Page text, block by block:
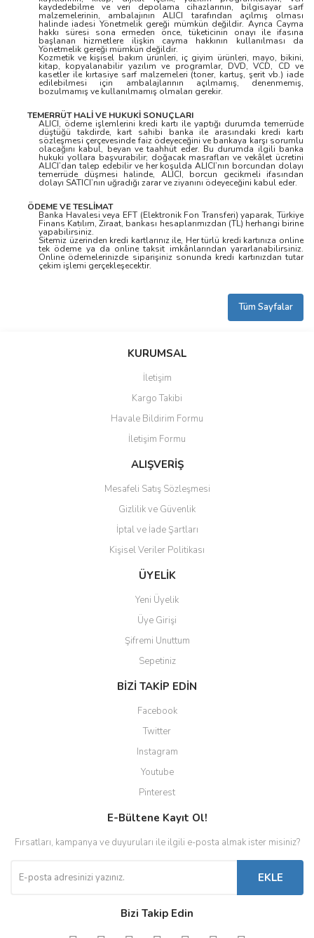
kaydedebilme ve veri depolama cihazlarının, bilgisayar sarf
malzemelerinin, ambalajının ALICI tarafından açılmış olması
halinde iadesi Yönetmelik gereği mümkün değildir. Ayrıca Cayma
hakkı süresi sona ermeden önce, tüketicinin onayı ile ifasına
başlanan hizmetlere ilişkin cayma hakkının kullanılması da
Yönetmelik gereği mümkün değildir.
Kozmetik ve kişisel bakım ürünleri, iç giyim ürünleri, mayo, bikini,
kitap, kopyalanabilir yazılım ve programlar, DVD, VCD, CD ve
kasetler ile kırtasiye sarf malzemeleri (toner, kartuş, şerit vb.) iade
edilebilmesi için ambalajlarının açılmamış, denenmemiş,
bozulmamış ve kullanılmamış olmaları gerekir.
TEMERRÜT HALİ VE HUKUKİ SONUÇLARI
ALICI, ödeme işlemlerini kredi kartı ile yaptığı durumda temerrüde
düştüğü takdirde, kart sahibi banka ile arasındaki kredi kartı
sözleşmesi çerçevesinde faiz ödeyeceğini ve bankaya karşı sorumlu
olacağını kabul, beyan ve taahhüt eder. Bu durumda ilgili banka
hukuki yollara başvurabilir; doğacak masrafları ve vekâlet ücretini
ALICI’dan talep edebilir ve her koşulda ALICI’nın borcundan dolayı
temerrüde düşmesi halinde, ALICI, borcun gecikmeli ifasından
dolayı SATICI’nın uğradığı zarar ve ziyanını ödeyeceğini kabul eder.
ÖDEME VE TESLİMAT
Banka Havalesi veya EFT (Elektronik Fon Transferi) yaparak, Türkiye
Finans Katılım, Ziraat, bankası hesaplarımızdan (TL) herhangi birine
yapabilirsiniz.
Sitemiz üzerinden kredi kartlarınız ile, Her türlü kredi kartınıza online
tek ödeme ya da online taksit imkânlarından yararlanabilirsiniz.
Online ödemelerinizde siparişiniz sonunda kredi kartınızdan tutar
çekim işlemi gerçekleşecektir.
Tüm Sayfalar
KURUMSAL
İletişim
Kargo Takibi
Havale Bildirim Formu
İletişim Formu
ALIŞVERİŞ
Mesafeli Satış Sözleşmesi
Gizlilik ve Güvenlik
İptal ve İade Şartları
Kişisel Veriler Politikası
ÜYELİK
Yeni Üyelik
Üye Girişi
Şifremi Unuttum
Sepetiniz
BİZİ TAKİP EDİN
Facebook
Twitter
Instagram
Youtube
Pinterest
E-Bültene Kayıt Ol!
Fırsatları, kampanya ve duyuruları ile ilgili e-posta almak ister misiniz?
EKLE
Bizi Takip Edin